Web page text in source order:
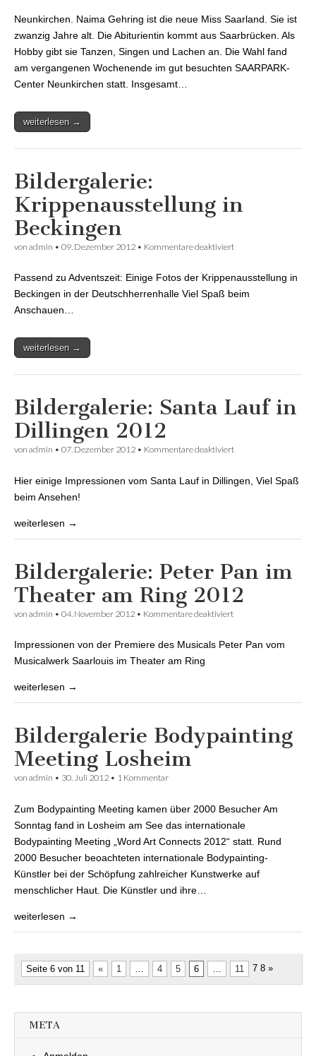
Neunkirchen. Naima Gehring ist die neue Miss Saarland. Sie ist
zwanzig Jahre alt. Die Abiturientin kommt aus Saarbrücken. Als
Hobby gibt sie Tanzen, Singen und Lachen an. Die Wahl fand
am vergangenen Wochenende im gut besuchten SAARPARK-
Center Neunkirchen statt. Insgesamt…
weiterlesen →
Bildergalerie:
Krippenausstellung in
Beckingen
von admin • 09. Dezember 2012 • Kommentare deaktiviert
Passend zu Adventszeit: Einige Fotos der Krippenausstellung in
Beckingen in der Deutschherrenhalle Viel Spaß beim
Anschauen…
weiterlesen →
Bildergalerie: Santa Lauf in
Dillingen 2012
von admin • 07. Dezember 2012 • Kommentare deaktiviert
Hier einige Impressionen vom Santa Lauf in Dillingen, Viel Spaß
beim Ansehen!
weiterlesen →
Bildergalerie: Peter Pan im
Theater am Ring 2012
von admin • 04. November 2012 • Kommentare deaktiviert
Impressionen von der Premiere des Musicals Peter Pan vom
Musicalwerk Saarlouis im Theater am Ring
weiterlesen →
Bildergalerie Bodypainting
Meeting Losheim
von admin • 30. Juli 2012 • 1 Kommentar
Zum Bodypainting Meeting kamen über 2000 Besucher Am
Sonntag fand in Losheim am See das internationale
Bodypainting Meeting „Word Art Connects 2012“ statt. Rund
2000 Besucher beoachteten internationale Bodypainting-
Künstler bei der Schöpfung zahlreicher Kunstwerke auf
menschlicher Haut. Die Künstler und ihre…
weiterlesen →
Seite 6 von 11 « 1 4 5 6 7 8
11 »
META